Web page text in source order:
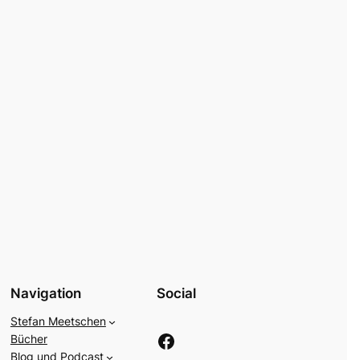
Navigation
Stefan Meetschen
Bücher
Blog und Podcast
Social
Facebook